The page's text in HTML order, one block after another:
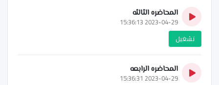
المحاضره الثالثه
2023-04-29 15:36:13
تشغيل
المحاضره الرابعه
2023-04-29 15:36:31